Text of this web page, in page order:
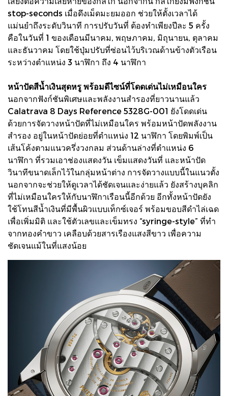
stop-seconds เมื่อดึงเม็ดมะยมออก ช่วยให้ตั้งเวลาได้
แม่นยำถึงระดับวินาที การปรับวันที่ ต้องทำเพียงปีละ 5 ครั้ง
คือในวันที่ 1 ของเดือนมีนาคม, พฤษภาคม, มิถุนายน, ตุลาคม
และธันวาคม โดยใช้ปุ่มปรับที่ซ่อนไว้บริเวณด้านข้างตัวเรือน
ระหว่างตำแหน่ง 3 นาฬิกา ถึง 4 นาฬิกา
หน้าปัดสีน้ำเงินสุดหรู พร้อมดีไซน์ที่โดดเด่นไม่เหมือนใคร
นอกจากฟังก์ชันพิเศษและพลังงานสำรองที่ยาวนานแล้ว
Calatrava 8 Days Reference 5328G-001 ยังโดดเด่น
ด้วยการจัดวางหน้าปัดที่ไม่เหมือนใคร พร้อมหน้าปัดพลังงาน
สำรอง อยู่ในหน้าปัดย่อยที่ตำแหน่ง 12 นาฬิกา โดยพิมพ์เป็น
เส้นโค้งตามแนวครึ่งวงกลม ส่วนด้านล่างที่ตำแหน่ง 6
นาฬิกา ที่รวมเอาช่องแสดงวัน เข็มแสดงวันที่ และหน้าปัด
วินาทีขนาดเล็กไว้ในกลุ่มหน้าต่าง การจัดวางแบบนี้ในแนวตั้ง
นอกจากจะช่วยให้ดูเวลาได้ชัดเจนและง่ายแล้ว ยังสร้างบุคลิก
ที่ไม่เหมือนใครให้กับนาฬิกาเรือนนี้อีกด้วย อีกทั้งหน้าปัดยัง
ใช้โทนสีน้ำเงินที่มีพื้นผิวแบบเท็กซ์เจอร์ พร้อมขอบสีดำไล่เฉด
เพื่อเพิ่มมิติ และใช้ตัวเลขและเข็มทรง “syringe-style” ที่ทำ
จากทองคำขาว เคลือบด้วยสารเรืองแสงสีขาว เพื่อความ
ชัดเจนแม้ในที่แสงน้อย